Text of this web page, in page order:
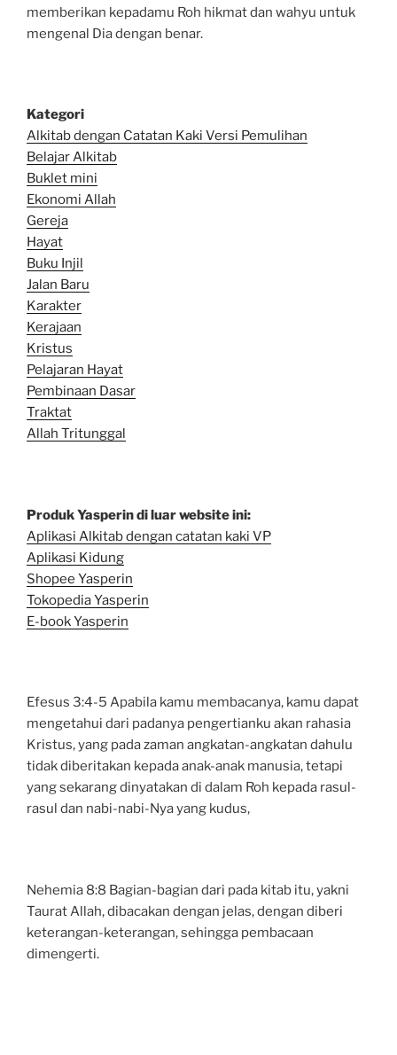
memberikan kepadamu Roh hikmat dan wahyu untuk
mengenal Dia dengan benar.
Kategori
Alkitab dengan Catatan Kaki Versi Pemulihan
Belajar Alkitab
Buklet mini
Ekonomi Allah
Gereja
Hayat
Buku Injil
Jalan Baru
Karakter
Kerajaan
Kristus
Pelajaran Hayat
Pembinaan Dasar
Traktat
Allah Tritunggal
Produk Yasperin di luar website ini:
Aplikasi Alkitab dengan catatan kaki VP
Aplikasi Kidung
Shopee Yasperin
Tokopedia Yasperin
E-book Yasperin
Efesus 3:4-5 Apabila kamu membacanya, kamu dapat
mengetahui dari padanya pengertianku akan rahasia
Kristus, yang pada zaman angkatan-angkatan dahulu
tidak diberitakan kepada anak-anak manusia, tetapi
yang sekarang dinyatakan di dalam Roh kepada rasul-
rasul dan nabi-nabi-Nya yang kudus,
Nehemia 8:8 Bagian-bagian dari pada kitab itu, yakni
Taurat Allah, dibacakan dengan jelas, dengan diberi
keterangan-keterangan, sehingga pembacaan
dimengerti.